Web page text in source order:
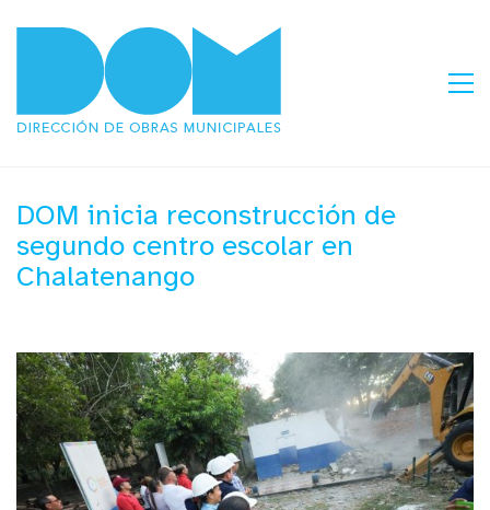
DOM inicia reconstrucción de
segundo centro escolar en
Chalatenango